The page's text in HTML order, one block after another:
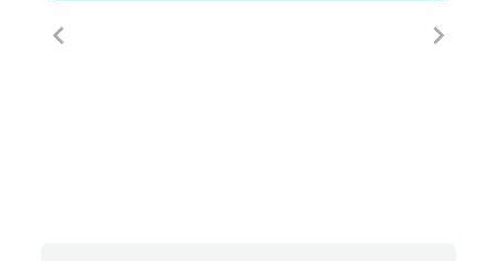
chevron_left chevron_right